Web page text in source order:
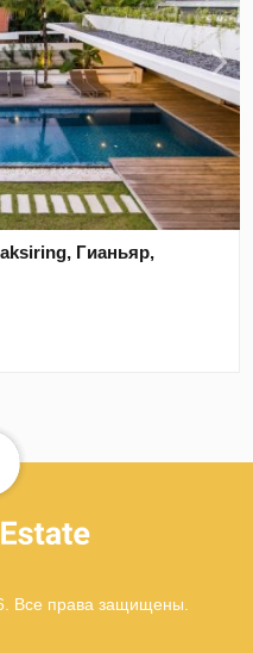
Гианьяр,
Все права защищены.